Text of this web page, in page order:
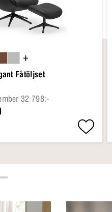
Fåtöljset
32 798:-
+